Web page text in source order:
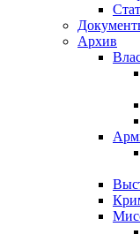
Архив